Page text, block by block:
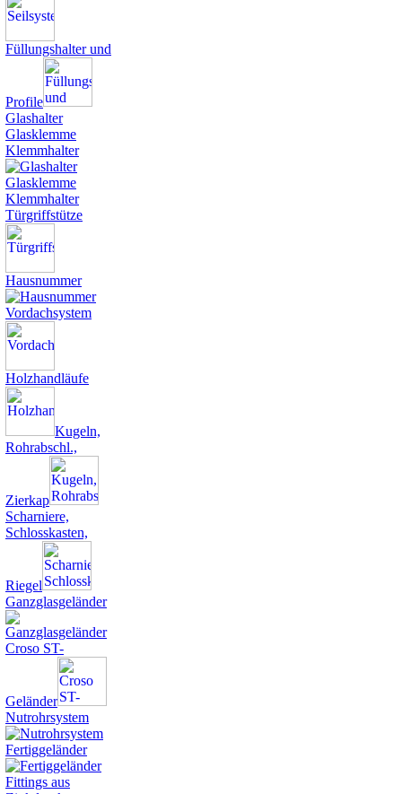
Füllungshalter und
Profile
Glashalter
Glasklemme
Klemmhalter
Türgriffstütze
Hausnummer
Vordachsystem
Holzhandläufe
Kugeln,
Rohrabschl.,
Zierkap
Scharniere,
Schlosskasten,
Riegel
Ganzglasgeländer
Croso ST-
Geländer
Nutrohrsystem
Fertiggeländer
Fittings aus